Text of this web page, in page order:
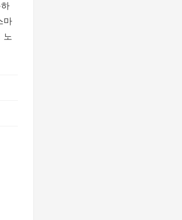
마
노